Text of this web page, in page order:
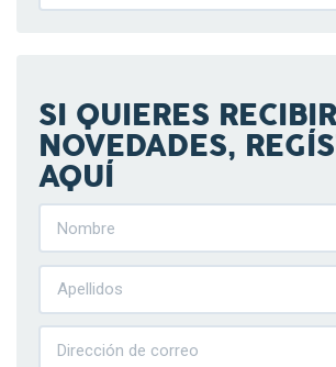
SI QUIERES RECIBIR
NOVEDADES,
AQUÍ